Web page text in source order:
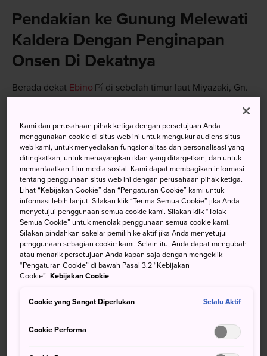
Pendakian ke Gunung Melewati
Kaldera Dengan Penginapan
Onsen Di Dekatnya
Berada dekat Ebino
di sebelah timur laut Miyazaki, Gn.
Kirishima yang berdiri pada ketinggian 1.700 meter di atas
permukaan laut. Bagi sebagian besar orang pendakiannya
relatif mudah dan pemandangan yang Anda peroleh baik
di sepanjang jalan setapak maupun dari puncaknya di
kawah, menjadikan gunung ini tempat yang sangat
istimewa.
Jangan Lewatkan
Pemandangan memukau ke danau kawah
Beraneka ragam onsen dalam dan luar ruangan
Kumpulan warna-warni mengagumkan selama
Kami dan perusahaan pihak ketiga dengan persetujuan Anda
menggunakan cookie di situs web ini untuk mengukur audiens situs
web kami, untuk menyediakan fungsionalitas dan personalisasi yang
ditingkatkan, untuk menayangkan iklan yang ditargetkan, dan untuk
memanfaatkan fitur media sosial. Kami dapat membagikan informasi
tentang penggunaan situs web ini dengan perusahaan pihak ketiga.
Lihat “Kebijakan Cookie” dan “Pengaturan Cookie” kami untuk
informasi lebih lanjut. Silakan klik “Terima Semua Cookie” jika Anda
menyetujui penggunaan semua cookie kami. Silakan klik “Tolak
Semua Cookie” untuk menolak penggunaan semua cookie kami.
Silakan pindahkan sakelar pemilih ke aktif jika Anda menyetujui
penggunaan sebagian cookie kami. Selain itu, Anda dapat mengubah
atau menarik persetujuan Anda kapan saja dengan mengeklik
“Pengaturan Cookie” di bawah Pasal 3.2 “Kebijakan
Cookie”. Kebijakan Cookie
Cookie yang Sangat Diperlukan Selalu Aktif
Cookie Performa